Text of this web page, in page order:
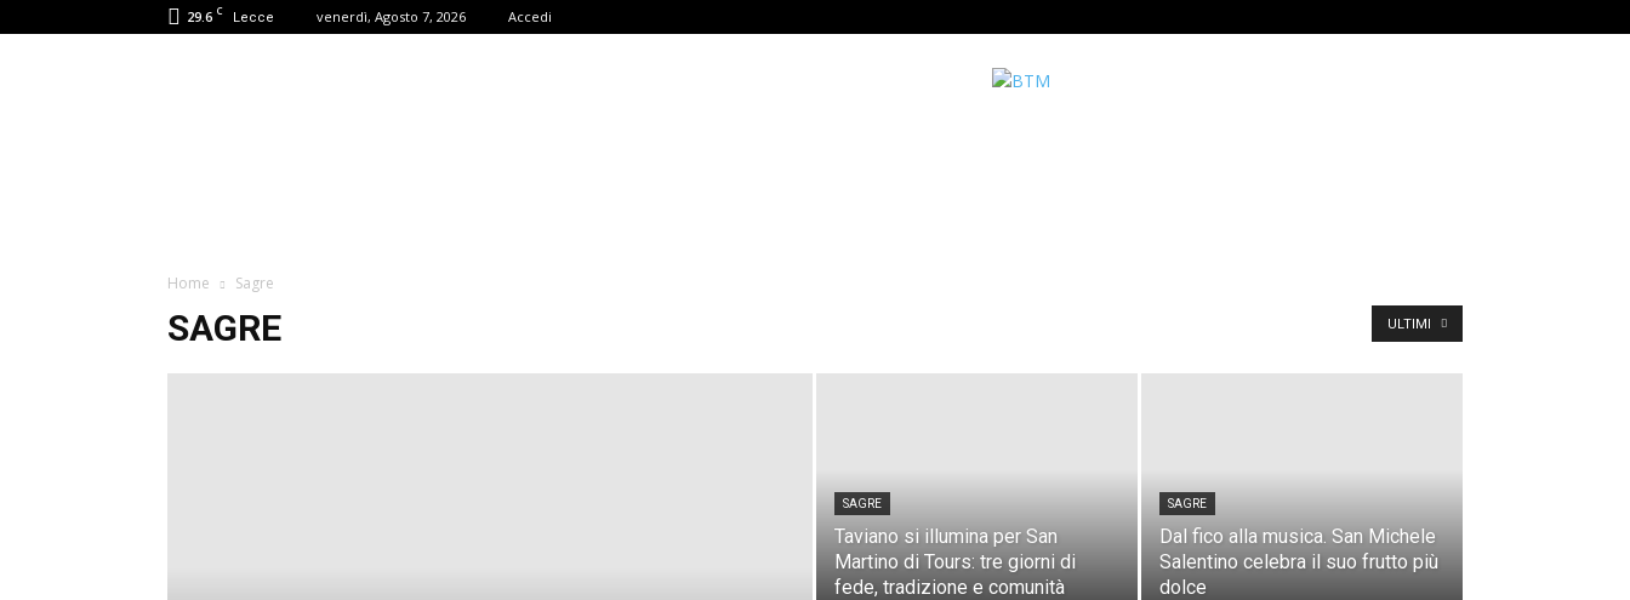
29.6 C Lecce venerdì, Agosto 7, 2026 Accedi
Home Sagre
SAGRE ULTIMI
SAGRE
Taviano si illumina per San
Martino di Tours: tre giorni di
fede, tradizione e comunità
SAGRE
Dal fico alla musica. San Michele
Salentino celebra il suo frutto più
dolce